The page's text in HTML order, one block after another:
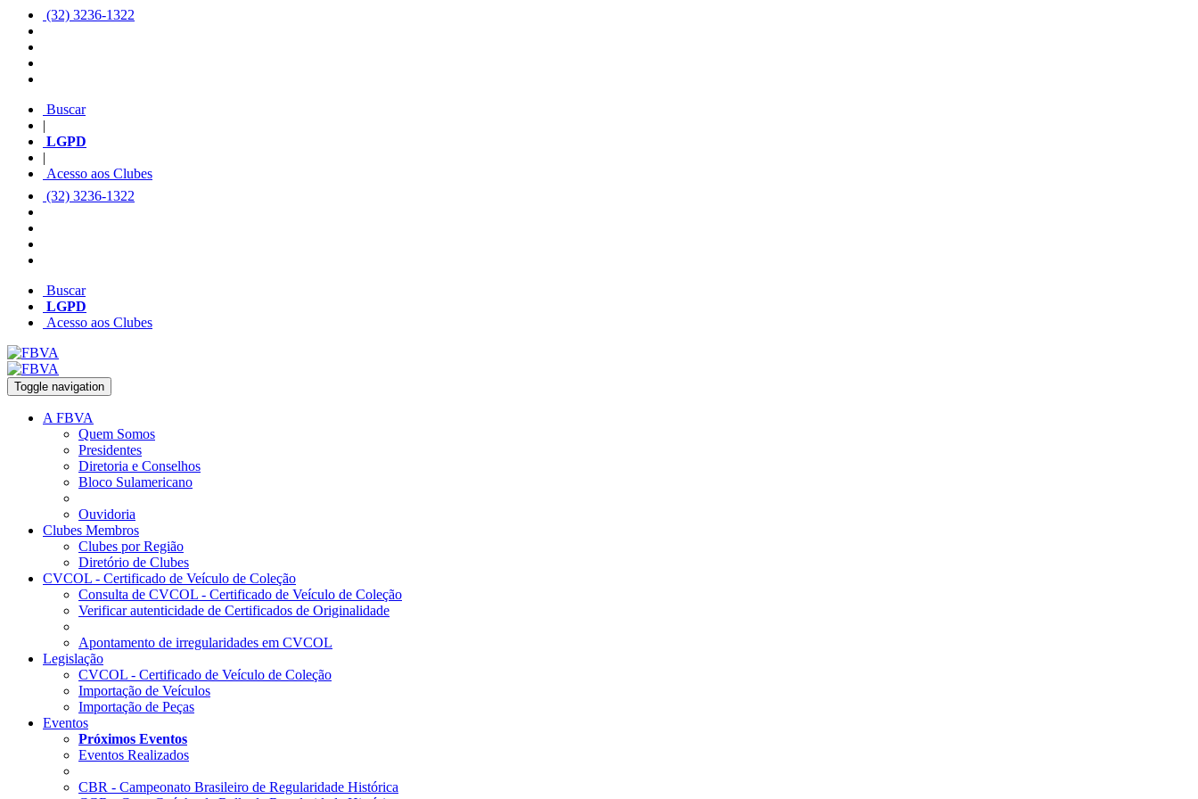
(32) 3236-1322
Buscar
|
LGPD
|
Acesso aos Clubes
(32) 3236-1322
Buscar
LGPD
Acesso aos Clubes
Toggle navigation
A FBVA
Quem Somos
Presidentes
Diretoria e Conselhos
Bloco Sulamericano
Ouvidoria
Clubes Membros
Clubes por Região
Diretório de Clubes
CVCOL - Certificado de Veículo de Coleção
Consulta de CVCOL - Certificado de Veículo de Coleção
Verificar autenticidade de Certificados de Originalidade
Apontamento de irregularidades em CVCOL
Legislação
CVCOL - Certificado de Veículo de Coleção
Importação de Veículos
Importação de Peças
Eventos
Próximos Eventos
Eventos Realizados
CBR - Campeonato Brasileiro de Regularidade Histórica